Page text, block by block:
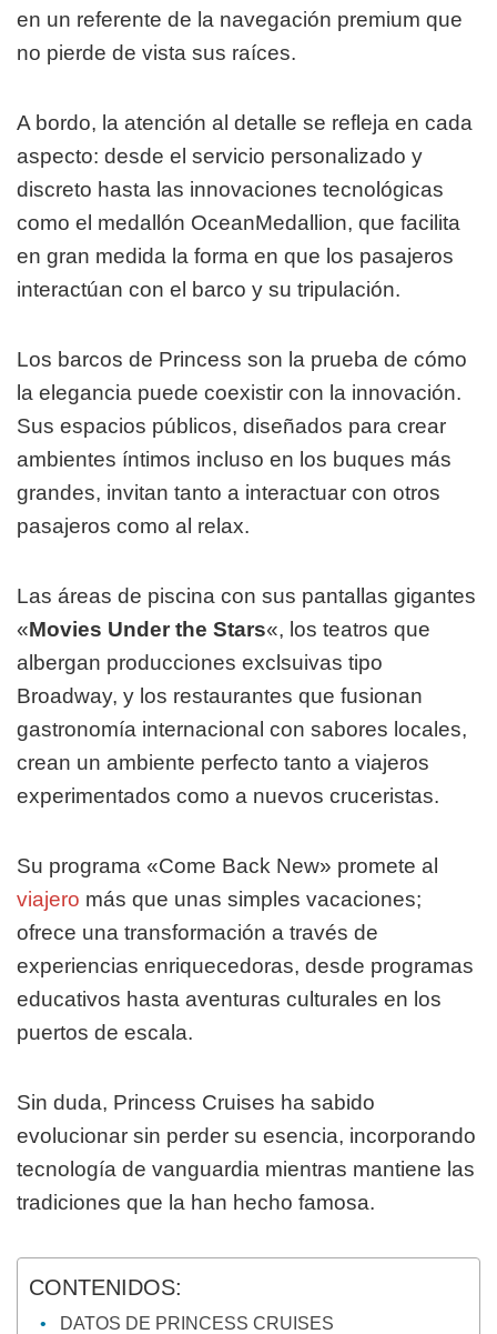
en un referente de la navegación premium que
no pierde de vista sus raíces.
A bordo, la atención al detalle se refleja en cada
aspecto: desde el servicio personalizado y
discreto hasta las innovaciones tecnológicas
como el medallón OceanMedallion, que facilita
en gran medida la forma en que los pasajeros
interactúan con el barco y su tripulación.
Los barcos de Princess son la prueba de cómo
la elegancia puede coexistir con la innovación.
Sus espacios públicos, diseñados para crear
ambientes íntimos incluso en los buques más
grandes, invitan tanto a interactuar con otros
pasajeros como al relax.
Las áreas de piscina con sus pantallas gigantes
«Movies Under the Stars«, los teatros que
albergan producciones exclsuivas tipo
Broadway, y los restaurantes que fusionan
gastronomía internacional con sabores locales,
crean un ambiente perfecto tanto a viajeros
experimentados como a nuevos cruceristas.
Su programa «Come Back New» promete al
viajero más que unas simples vacaciones;
ofrece una transformación a través de
experiencias enriquecedoras, desde programas
educativos hasta aventuras culturales en los
puertos de escala.
Sin duda, Princess Cruises ha sabido
evolucionar sin perder su esencia, incorporando
tecnología de vanguardia mientras mantiene las
tradiciones que la han hecho famosa.
CONTENIDOS:
DATOS DE PRINCESS CRUISES